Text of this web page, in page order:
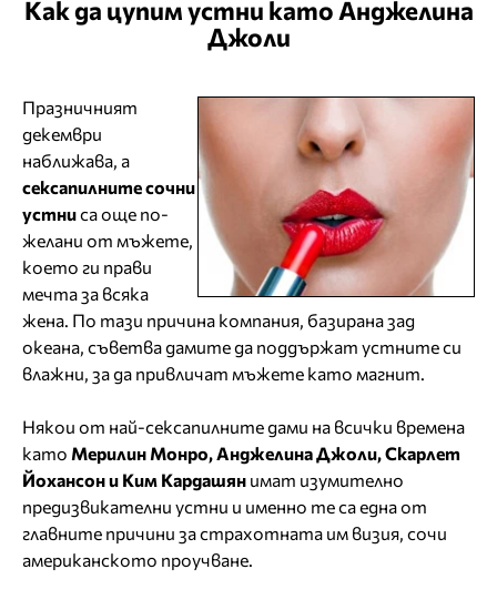
Как да цупим устни като Анджелина
Джоли
Празничният
декември
наближава, а
сексапилните сочни
устниса още по-
желани от мъжете,
което ги прави
мечта за всяка
жена. По тази причина компания, базирана зад
океана, съветва дамите да поддържат устните си
влажни, за да привличат мъжете като магнит.
Някои от най-сексапилните дами на всички времена
като Мерилин Монро, Анджелина Джоли, Скарлет
Йохансон и Ким Кардашян имат изумително
предизвикателни устни и именно те са една от
главните причини за страхотната им визия, сочи
американското проучване.